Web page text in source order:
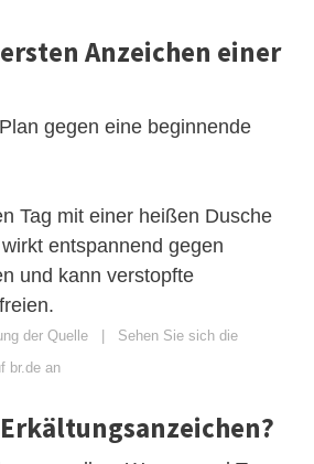
Anzeichen einer
gegen eine beginnende
Tag mit einer heißen Dusche
entspannend gegen
und kann verstopfte
der Quelle | Sehen Sie sich die
br.de an